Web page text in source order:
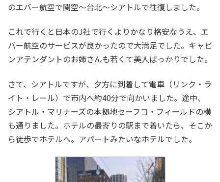
のエバー航空で関空～台北～シアトルで往復しました。
これで行くと日本のJ社で行くよりかなり格安なうえ、エ
バー航空のサービスが良かったので大満足でした。キャビ
ンアテンダントのお姉さんも若くて美人ばっかりでした。
さて、シアトルですが、夕方に到着して電車（リンク・ラ
イト・レール）で市内へ約40分で向かいました。途中、
シアトル・マリナーズの本拠地セーフコ・フィールドの横
も通りました。ホテルの最寄りの駅まで着いたら、そこか
ら徒歩でホテルへ。アパートみたいなホテルでした。